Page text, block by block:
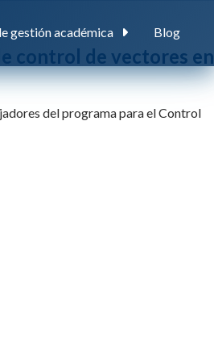
gestión académica Blog
control de vectores en
del programa para el Control